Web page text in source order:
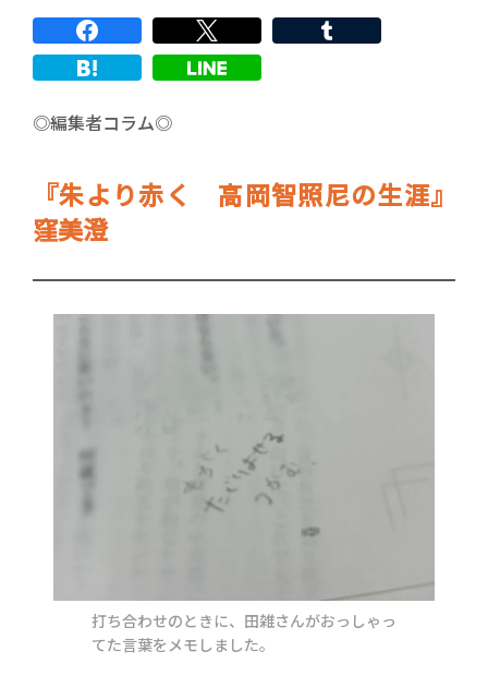
◎編集者コラム◎
『朱より赤く 高岡智照尼の生涯』
窪美澄
打ち合わせのときに、田雑さんがおっしゃっ
てた言葉をメモしました。